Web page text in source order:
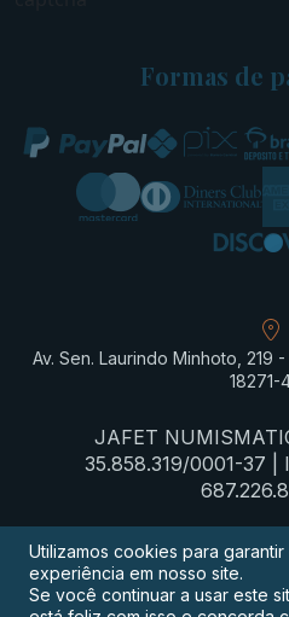
Formas de
Av. Sen. Laurindo Minhoto, 219
18271-
JAFET
35.858.319/0001-37 |
Termos de
Utilizamos cookies para
experiência em nosso site.
Se você continuar a usar este